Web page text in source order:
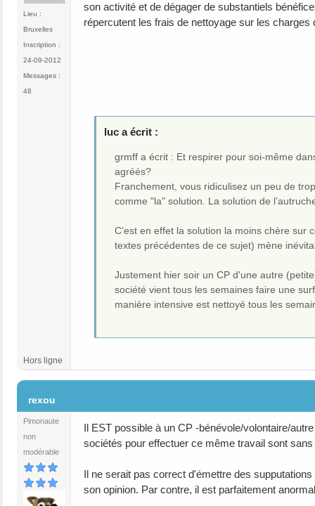
Lieu :
Bruxelles
Inscription :
24-09-2012
Messages :
48
son activité et de dégager de substantiels
répercutent les frais de nettoyage sur les charges
luc a écrit :
grmff a écrit : Et respirer pour soi-même
agréés?
Franchement, vous ridiculisez un peu de
comme "la" solution. La solution de
C’est en effet la solution la moins chère sur
textes précédentes de ce sujet) mène
Justement hier soir un CP d'une autre
société vient tous les semaines faire une
manière intensive est nettoyé tous les
Hors ligne
rexou
Pimonaute
non
modérable
Il EST possible à un CP -bénévole/volontaire/
sociétés pour effectuer ce même travail sont
Il ne serait pas correct d'émettre des
son opinion. Par contre, il est parfaitement